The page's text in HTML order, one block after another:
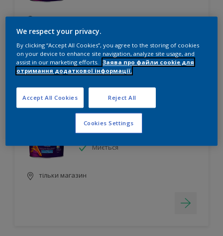
тільки магазин
Ambiance Royal
Зручне застосування
Висока стійкість до стирання
Миється
тільки магазин
We respect your privacy.
By clicking “Accept All Cookies”, you agree to the storing of cookies
on your device to enhance site navigation, analyze site usage, and
assist in our marketing efforts.
Заява про файли cookie для
отримання додаткової інформації.
Reject All
Accept All Cookies
Cookies Settings